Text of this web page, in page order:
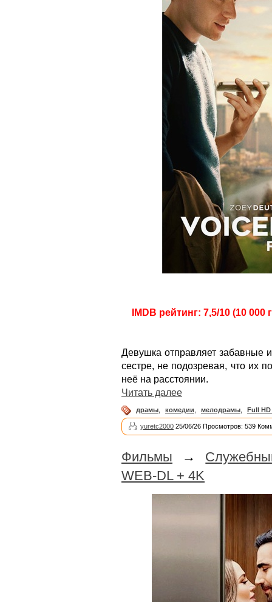
IMDB рейтинг: 7,5/10 (10
Девушка отправляет забавные
сестре, не подозревая, что их
неё на расстоянии.
Читать далее
драмы комедии мелодрамы Full HD
yuretc2000 25/06/26 Просмотров: 539
Фильмы →
WEB-DL + 4K